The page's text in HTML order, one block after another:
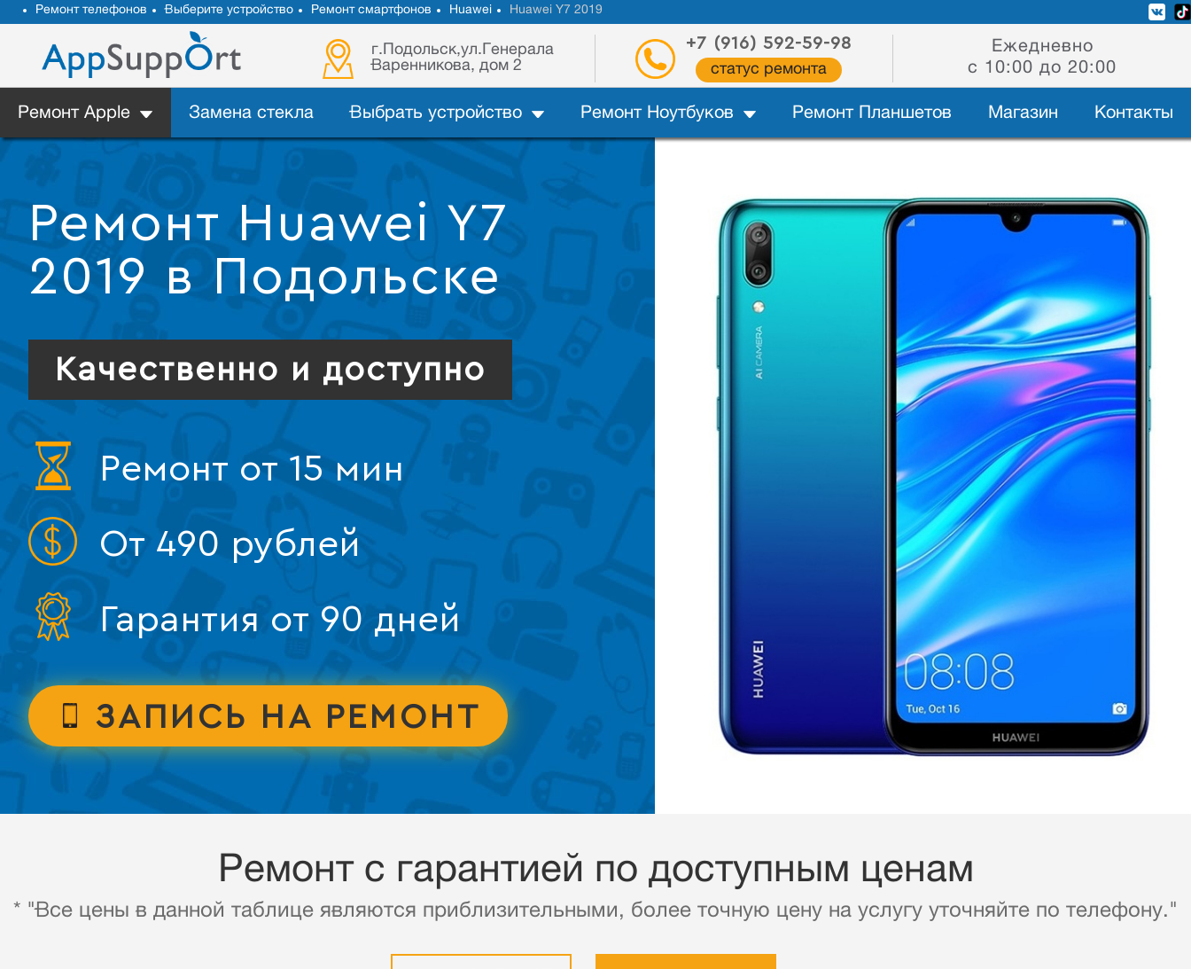
Ремонт телефонов Выберите устройство Ремонт смартфонов Huawei Huawei Y7 2019
г.Подольск,ул.Генерала
Варенникова, дом 2
+7 (916) 592-59-98
статус ремонта
Ежедневно
с 10:00 до 20:00
Ремонт Apple Замена стекла Выбрать устройство Ремонт Ноутбуков Ремонт Планшетов Магазин Контакты
Ремонт Huawei Y7
2019 в Подольске
Качественно и доступно
Ремонт от 15 мин
От 490 рублей
Гарантия от 90 дней
ЗАПИСЬ НА РЕМОНТ
Ремонт с гарантией по доступным ценам
* "Все цены в данной таблице являются приблизительными, более точную цену на услугу уточняйте по телефону."